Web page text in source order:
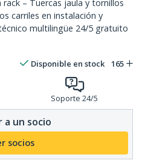
– Tuercas jaula y tornillos
carriles en instalación y
multilingüe 24/5 gratuito
Disponible en stock 165
Soporte 24/5
a un socio
socios